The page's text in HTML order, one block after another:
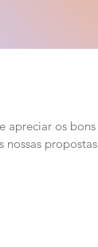
apreciar os bons
nossas propostas